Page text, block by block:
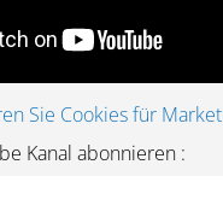
Sie Cookies für
Kanal abonnieren :